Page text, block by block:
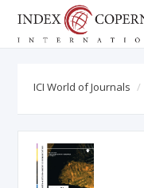
ICI World of Journals